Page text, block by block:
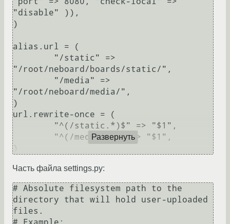
"disable" )),
)
alias.url = (
"/root/neboard/boards/static/",
"/root/neboard/media/",
)
url.rewrite-once = (
Развернуть
Часть файла settings.py:
# Absolute filesystem path to the
directory that will hold user-uploaded
files.